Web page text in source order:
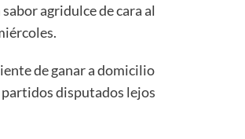
agridulce de cara al
de ganar a domicilio
partidos disputados lejos